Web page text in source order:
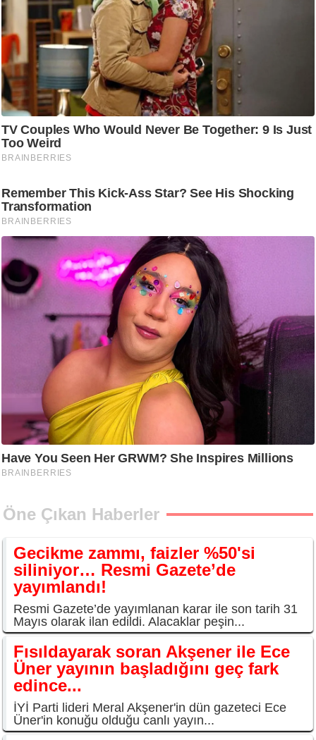
Öne Çıkan Haberler
Gecikme zammı, faizler %50'si
siliniyor… Resmi Gazete’de
yayımlandı!
Resmi Gazete’de yayımlanan karar ile son tarih 31
Mayıs olarak ilan edildi. Alacaklar peşin...
Fısıldayarak soran Akşener ile Ece
Üner yayının başladığını geç fark
edince...
İYİ Parti lideri Meral Akşener'in dün gazeteci Ece
Üner'in konuğu olduğu canlı yayın...